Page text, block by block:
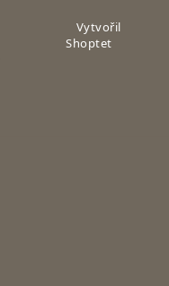
Vytvořil
Shoptet